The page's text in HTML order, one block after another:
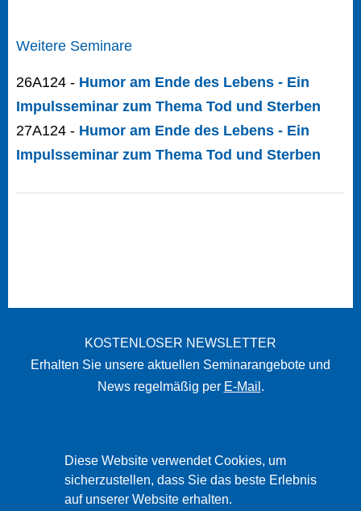
Weitere Seminare
26A124 - Humor am Ende des Lebens - Ein
Impulsseminar zum Thema Tod und Sterben
27A124 - Humor am Ende des Lebens - Ein
Impulsseminar zum Thema Tod und Sterben
KOSTENLOSER NEWSLETTER
Erhalten Sie unsere aktuellen Seminarangebote und
News regelmäßig per E-Mail .
IMPRESSUM
Diese Website verwendet Cookies, um
sicherzustellen, dass Sie das beste Erlebnis
auf unserer Website erhalten.